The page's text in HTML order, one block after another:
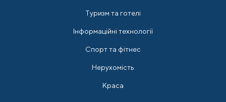
Туризм та готелі
Інформаційні технології
Спорт та фітнес
Нерухомість
Краса